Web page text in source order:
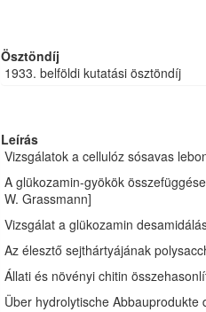
Ösztöndíj
1933. belföldi kutatási ösztöndíj
Leírás
Vizsgálatok a cellulóz sósavas
A glükozamin-gyökök
W. Grassmann]
Vizsgálat a glükozamin
Az élesztő sejthártyájának
Állati és növényi chitin
Über hydrolytische